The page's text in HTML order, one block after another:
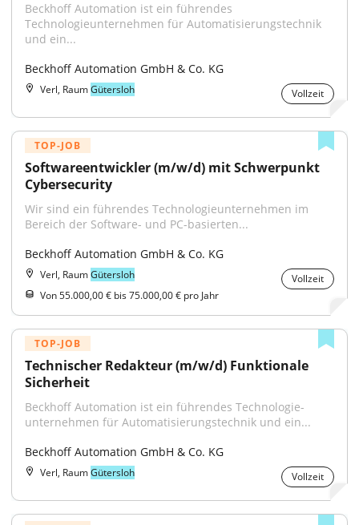
Beckhoff Automation ist ein führendes
Technologieunternehmen für Automatisierungstechnik
und ein...
Beckhoff Automation GmbH & Co. KG
Verl, RaumGütersloh Vollzeit
TOP-JOB
Softwareentwickler (m/w/d) mit Schwerpunkt
Cybersecurity
Wir sind ein führendes Technologieunternehmen im
Bereich der Software- und PC-basierten...
Beckhoff Automation GmbH & Co. KG
Verl, RaumGütersloh
Vollzeit
Von 55.000,00 € bis 75.000,00 € pro Jahr
TOP-JOB
Technischer Redakteur (m/w/d) Funktionale
Sicherheit
Beckhoff Automation ist ein führendes Technologie­
unternehmen für Automatisierungs­technik und ein...
Beckhoff Automation GmbH & Co. KG
Verl, RaumGütersloh Vollzeit